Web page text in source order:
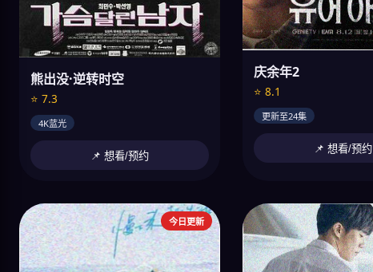
熊出没·逆转时空
⭐ 7.3
4K蓝光
📌 想看/预约
庆余年2
⭐ 8.1
更新至24集
📌 想看/预约
今日更新